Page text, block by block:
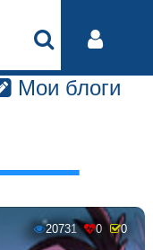
Мои блоги
20731 0 0